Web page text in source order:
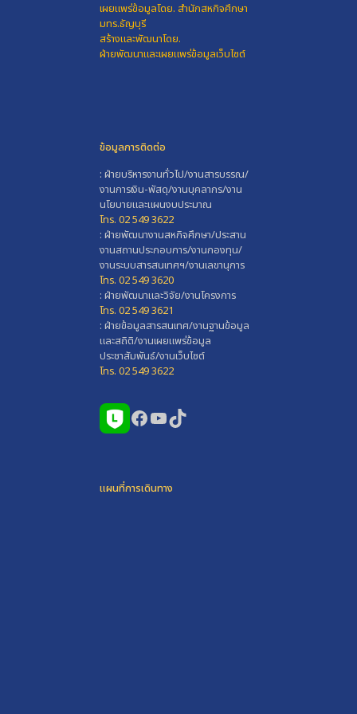
เผยแพร่ข้อมูลโดย. สำนักสหกิจศึกษา
มทร.ธัญบุรี
สร้างและพัฒนาโดย.
ฝ่ายพัฒนาและเผยแพร่ข้อมูลเว็บไซต์
ข้อมูลการติดต่อ
: ฝ่ายบริหารงานทั่วไป/งานสารบรรณ/
งานการเงิน-พัสดุ/งานบุคลากร/งาน
นโยบายและแผนงบประมาณ
โทร. 02 549 3622
: ฝ่ายพัฒนางานสหกิจศึกษา/ประสาน
งานสถานประกอบการ/งานกองทุน/
งานระบบสารสนเทศฯ/งานเลขานุการ
โทร. 02 549 3620
: ฝ่ายพัฒนาและวิจัย/งานโครงการ
โทร. 02 549 3621
: ฝ่ายข้อมูลสารสนเทศ/งานฐานข้อมูล
และสถิติ/งานเผยแพร่ข้อมูล
ประชาสัมพันธ์/งานเว็บไซต์
โทร. 02 549 3622
Facebook
YouTube
TikTok
แผนที่การเดินทาง